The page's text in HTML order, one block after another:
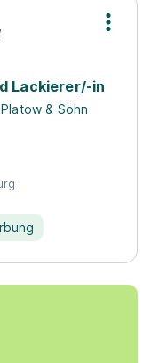
Lackierer/-in
& Sohn